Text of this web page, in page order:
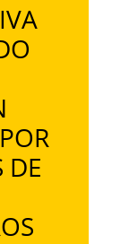
DE